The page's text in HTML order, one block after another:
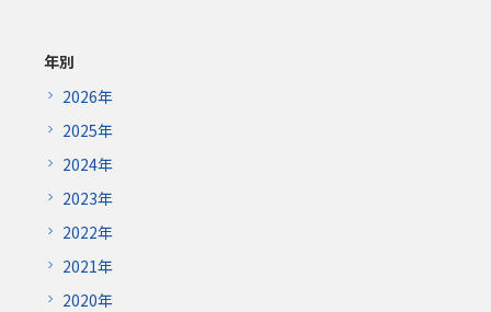
年別
2026年
2025年
2024年
2023年
2022年
2021年
2020年